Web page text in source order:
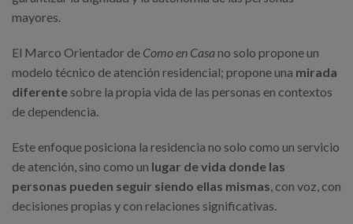
mayores.
El Marco Orientador de Como en Casano solo propone un
modelo técnico de atención residencial; propone una mirada
diferente sobre la propia vida de las personas en contextos
de dependencia.
Este enfoque posiciona la residencia no solo como un servicio
de atención, sino como un lugar de vida donde las
personas pueden seguir siendo ellas mismas, con voz, con
decisiones propias y con relaciones significativas.